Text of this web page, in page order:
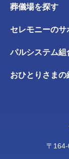
葬儀場を探す
セレモニーのサ
パルシステム組
おひとりさまの
〒